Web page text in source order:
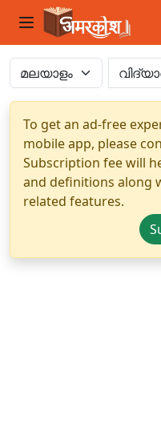
To get an ad-free
mobile app, please
Subscription fee will
and definitions along
related features.